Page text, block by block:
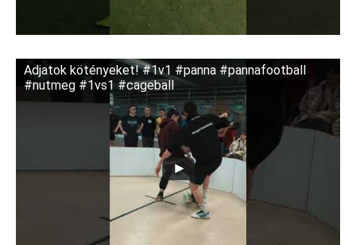
Adjatok kötényeket! #1v1 #panna #pannafootball
#nutmeg #1vs1 #cageball